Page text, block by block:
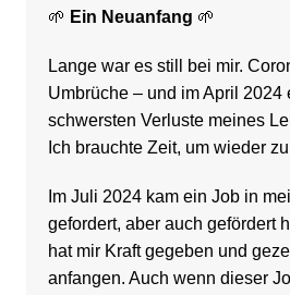
🌱 Ein Neuanfang 🌱
Lange war es still bei mir.
Umbrüche – und im April 2024
schwersten Verluste meines
Ich brauchte Zeit, um wieder
Im Juli 2024 kam ein Job in
gefordert, aber auch gefördert
hat mir Kraft gegeben und
anfangen. Auch wenn dieser